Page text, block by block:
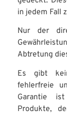
in jedem Fall
Nur der
Abtretung
Es gibt
fehlerfreie
Garantie
Produkte,